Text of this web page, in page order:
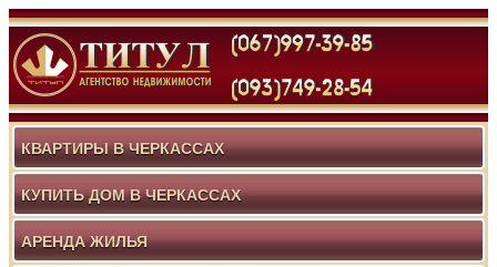
КВАРТИРЫ В ЧЕРКАССАХ
КУПИТЬ ДОМ В ЧЕРКАССАХ
АРЕНДА ЖИЛЬЯ